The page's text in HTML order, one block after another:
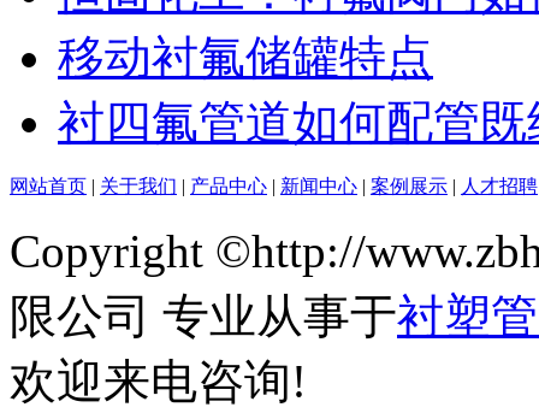
移动衬氟储罐特点
衬四氟管道如何配管
网站首页 关于我们 产品中心 新闻中心 案例展示 人才招聘
Copyright ©http://
限公司 专业从事于衬塑
欢迎来电咨询!